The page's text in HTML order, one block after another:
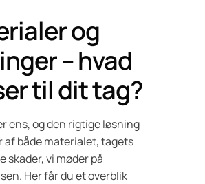
og
– hvad
til dit tag?
ens, og den rigtige løsning
både materialet, tagets
skader, vi møder på
Her får du et overblik